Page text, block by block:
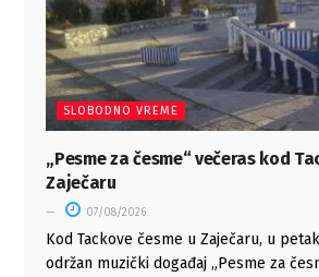
SLOBODNO VREME
„Pesme za česme“ večeras kod
Zaječaru
07/08/2026
Kod Tackove česme u Zaječaru, u
održan muzički događaj „Pesme za